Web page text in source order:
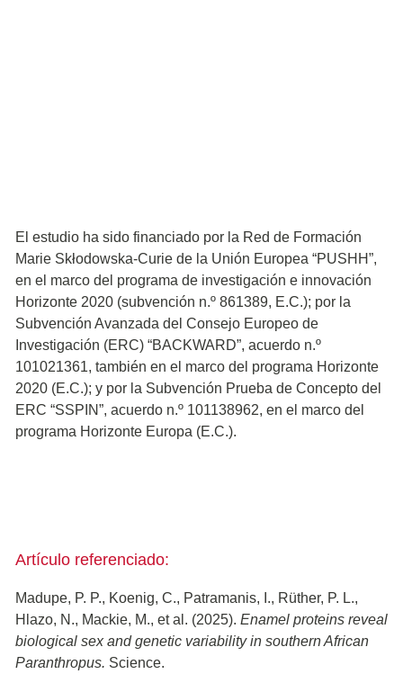
El estudio ha sido financiado por la Red de Formación
Marie Skłodowska-Curie de la Unión Europea “PUSHH”,
en el marco del programa de investigación e innovación
Horizonte 2020 (subvención n.º 861389, E.C.); por la
Subvención Avanzada del Consejo Europeo de
Investigación (ERC) “BACKWARD”, acuerdo n.º
101021361, también en el marco del programa Horizonte
2020 (E.C.); y por la Subvención Prueba de Concepto del
ERC “SSPIN”, acuerdo n.º 101138962, en el marco del
programa Horizonte Europa (E.C.).
Artículo referenciado:
Madupe, P. P., Koenig, C., Patramanis, I., Rüther, P. L.,
Hlazo, N., Mackie, M., et al. (2025). Enamel proteins reveal
biological sex and genetic variability in southern African
Paranthropus. Science.